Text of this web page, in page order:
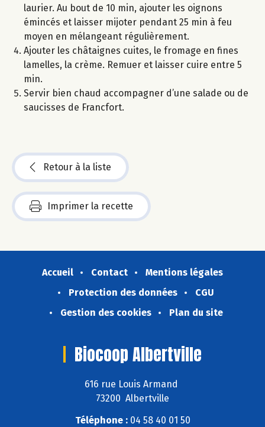
laurier. Au bout de 10 min, ajouter les oignons
émincés et laisser mijoter pendant 25 min à feu
moyen en mélangeant régulièrement.
Ajouter les châtaignes cuites, le fromage en fines
lamelles, la crème. Remuer et laisser cuire entre 5
min.
Servir bien chaud accompagner d’une salade ou de
saucisses de Francfort.
Retour à la liste
Imprimer la recette
Accueil Contact
Mentions légales
Protection des données
CGU
Gestion des cookies
Plan du site
Biocoop Albertville
616 rue Louis Armand
73200 Albertville
Téléphone :04 58 40 01 50